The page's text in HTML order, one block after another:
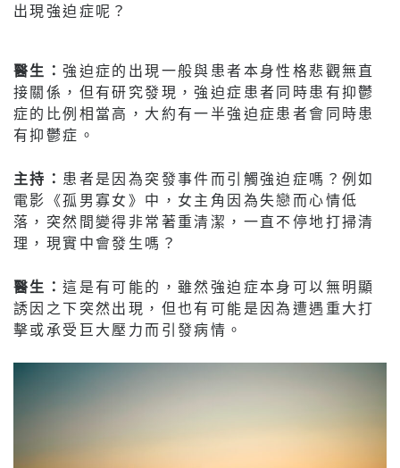
出現強迫症呢？
醫生：強迫症的出現一般與患者本身性格悲觀無直
接關係，但有研究發現，強迫症患者同時患有抑鬱
症的比例相當高，大約有一半強迫症患者會同時患
有抑鬱症。
主持： 患者是因為突發事件而引觸強迫症嗎？例如
電影《孤男寡女》中，女主角因為失戀而心情低
落，突然間變得非常著重清潔，一直不停地打掃清
理，現實中會發生嗎？
醫生：這是有可能的，雖然強迫症本身可以無明顯
誘因之下突然出現，但也有可能是因為遭遇重大打
擊或承受巨大壓力而引發病情。